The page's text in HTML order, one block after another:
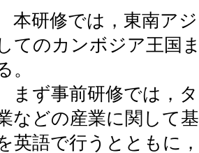
本研修では，東南ア
てのカンボジア王国
。
まず事前研修では，
などの産業に関して
英語で行うとともに